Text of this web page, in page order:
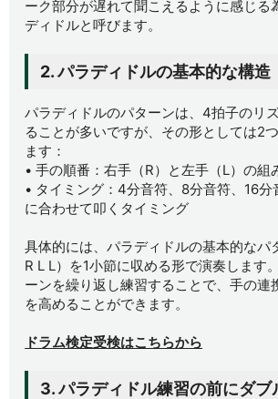
ーク部分が遅れて聞こえるように感じる
ディドルと呼びます。
2. パラディドルの基本的な構造
パラディドルのパターンは、4拍子のリ
ることが多いですが、その形としては2
ます：
• 手の順番：右手（R）と左手（L）の組
• タイミング：4分音符、8分音符、16分
に合わせて叩くタイミング
具体的には、パラディドルの基本的なパ
R L L）を1小節に収める形で演奏します
ーンを繰り返し練習することで、手の連
を高めることができます。
ドラム検定受検はこちらから
3. パラディドル練習の前にダブ